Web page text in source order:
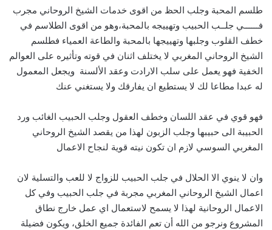
طلسم المحبة وجلب الحظ من اقوى خدمات الشيخ الروحاني مجرب
فــــــي جلــب الحبيب وتهييجه بالمحبة،وهو من اقوى الطلاسم في
خطف القلوب وجلبها وتهييجها بالمحبة والطاعة العمياء فطلسم
الشيخ الروحاني المغربي لا يختلف اثنان في قوته وتأثيره على العوالم
الخفية فهو يعمل على سلب الارادت وعقد الألسنة ويجعل المعمول
له عبدا مطاعا لك لا يستطيع ان يفارقك ولا يستغني عنك
فهو قوي في عقد اللسان وخطف العقول وجلب الحبيب الغائب ورد
الحبيبة الى حبيبها وجلب الزبون لهذا من يقصد الشيخ الروحاني
المغربي السوسي لازم ان تكون نيته قوية لنجاح الاعمال
وان لا ينوي الا الحلال في جلب الحبيب للزواج لا للعب والتسلية لان
اعمال الشيخ الروحاني المغربي مجربة في جلب الحبيب وفي كل
الاعمال الروحانية لهذا لا يسمح لاستعمال اي عمل خارج نطاق
المشروع ونرجو من الله أن تعم الفائدة جميع الخلق، ويكون فضيلة